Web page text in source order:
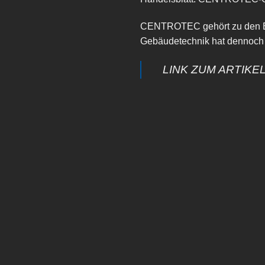
CENTROTEC gehört zu den
Gebäudetechnik hat
LINK ZUM ARTIKEL